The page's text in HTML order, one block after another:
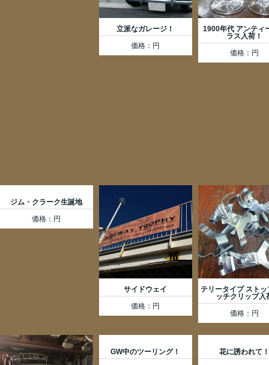
立派なガレージ！
価格：円
1900年代 アンティ
ラス入荷！
価格：円
ジム・クラーク生誕地
価格：円
サイドウェイ
価格：円
テリータイプ ストッ
ッチクリップ入
価格：円
GW中のツーリング！
花に誘われて